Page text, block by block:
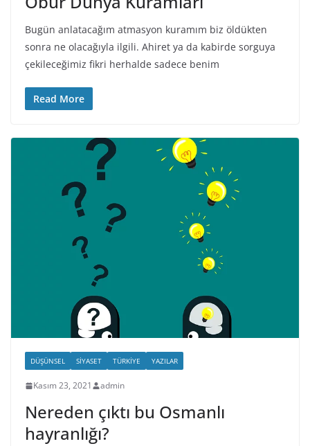
Bugün anlatacağım atmasyon kuramım biz öldükten
sonra ne olacağıyla ilgili. Ahiret ya da kabirde sorguya
çekileceğimiz fikri herhalde sadece benim
Read More
DÜŞÜNSEL SIYASET TÜRKIYE YAZILAR
Kasım 23, 2021 admin
Nereden çıktı bu Osmanlı
hayranlığı?